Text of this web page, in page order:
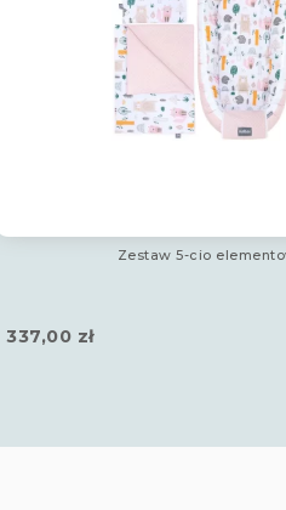
Zestaw 5-cio
337,00 zł